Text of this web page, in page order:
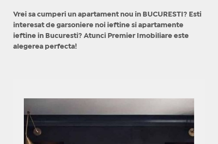
Vrei sa cumperi un apartament nou in BUCURESTI? Esti
interesat de garsoniere noi ieftine si apartamente
ieftine in Bucuresti? Atunci Premier Imobiliare este
alegerea perfecta!